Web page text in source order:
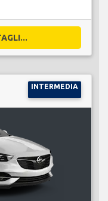
INTERMEDIA